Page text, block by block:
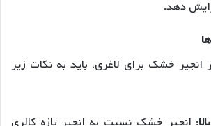
دهد.
انجیر خشک برای لاغری، باید به نکات زیر
بالا: انجیر خشک نسبت به انجیر تازه کالری